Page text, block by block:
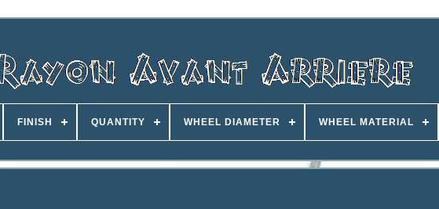
FINISH QUANTITY WHEEL DIAMETER WHEEL MATERIAL